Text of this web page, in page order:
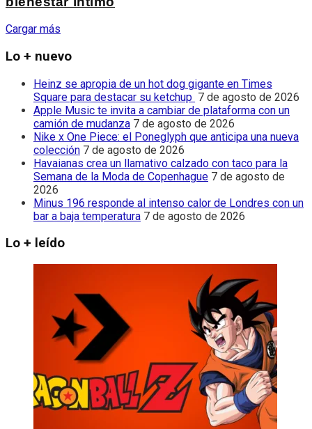
Cargar más
Lo + nuevo
Heinz se apropia de un hot dog gigante en Times
Square para destacar su ketchup 7 de agosto de 2026
Apple Music te invita a cambiar de plataforma con un
camión de mudanza 7 de agosto de 2026
Nike x One Piece: el Poneglyph que anticipa una nueva
colección 7 de agosto de 2026
Havaianas crea un llamativo calzado con taco para la
Semana de la Moda de Copenhague 7 de agosto de
2026
Minus 196 responde al intenso calor de Londres con un
bar a baja temperatura 7 de agosto de 2026
Lo + leído